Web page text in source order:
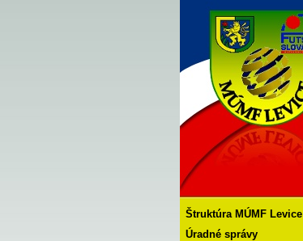
Štruktúra MÚMF Levice
Úradné správy